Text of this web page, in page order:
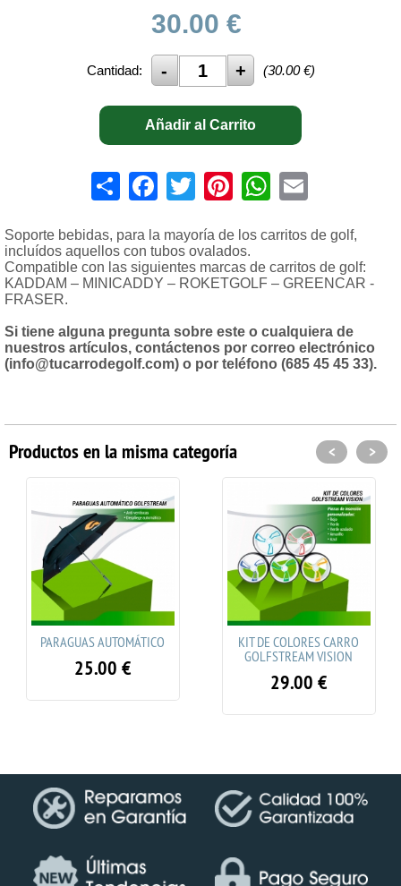
30.00 €
Cantidad: (30.00€)
Añadir al Carrito
ShareFacebook
TwitterPinterestWhatsApp
Soporte bebidas, para la mayoría de los carritos de golf,
incluídos aquellos con tubos ovalados.
Compatible con las siguientes marcas de carritos de golf:
KADDAM – MINICADDY – ROKETGOLF – GREENCAR -
FRASER.
Si tiene alguna pregunta sobre este o cualquiera de
nuestros artículos, contáctenos por correo electrónico
(info@tucarrodegolf.com) o por teléfono (685 45 45 33).
Productos en la misma categoría
KIT DE COLORES CARRO
GOLFSTREAM VISION
PARAGUAS
CORTA
< >